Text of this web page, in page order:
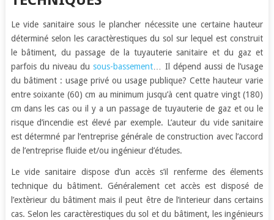
Le vide sanitaire sous le plancher nécessite une certaine hauteur
déterminé selon les caractèrestiques du sol sur lequel est construit
le bâtiment, du passage de la tuyauterie sanitaire et du gaz et
parfois du niveau dusous-bassement… Il dépend aussi de l’usage
du bâtiment : usage privé ou usage publique? Cette hauteur varie
entre soixante (60) cm au minimum jusqu’à cent quatre vingt (180)
cm dans les cas ou il y a un passage de tuyauterie de gaz et ou le
risque d’incendie est élevé par exemple. L’auteur du vide sanitaire
est détermné par l’entreprise générale de construction avec l’accord
de l’entreprise fluide et/ou ingénieur d’études.
Le vide sanitaire dispose d’un accès s’il renferme des élements
technique du bâtiment. Généralement cet accès est disposé de
l’extèrieur du bâtiment mais il peut être de l’interieur dans certains
cas. Selon les caractèrestiques du sol et du bâtiment, les ingénieurs